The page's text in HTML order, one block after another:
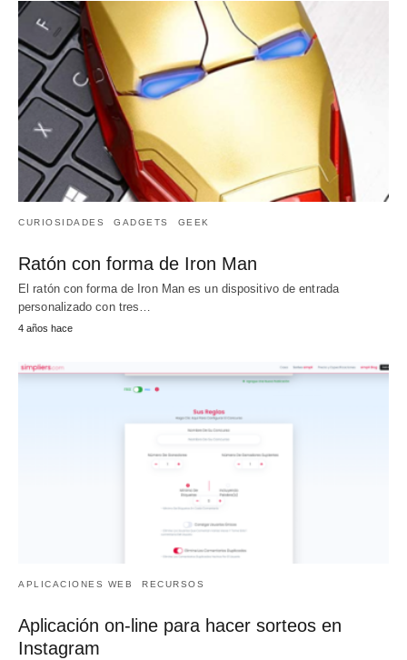
CURIOSIDADES GADGETS GEEK
Ratón con forma de Iron Man
El ratón con forma de Iron Man es un dispositivo de entrada
personalizado con tres…
4 años hace
APLICACIONES WEB RECURSOS
Aplicación on-line para hacer sorteos en
Instagram